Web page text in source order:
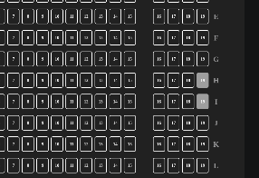
E
F
G
H
I
J
K
L
7 8 9 10 12 13 14 15 16 17 18 19
7 8 9 10 11 12 13 14 15 16 17 18 19
7 8 9 10 12 13 14 15 16 17 18 19
7 8 9 10 11 12 13 14 15 16 17 18 19
7 9 10 11 12 13 14 15 16 17 18
7 8 9 10 11 12 13 14 15 16 17 18 19
7 8 9 10 11 12 13 14 15 16 17 18 19
7 8 9 10 11 12 13 14 15 16 17 18 19